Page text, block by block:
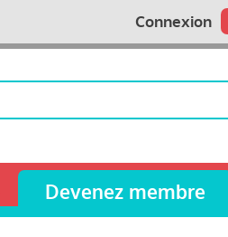
Connexion
Devenez membre